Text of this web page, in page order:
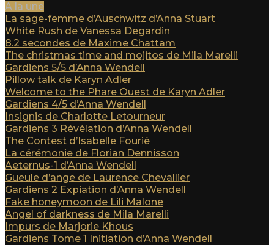
A la une
La sage-femme d’Auschwitz d’Anna Stuart
White Rush de Vanessa Degardin
8.2 secondes de Maxime Chattam
The christmas time and mojitos de Mila Marelli
Gardiens 5/5 d’Anna Wendell
Pillow talk de Karyn Adler
Welcome to the Phare Ouest de Karyn Adler
Gardiens 4/5 d’Anna Wendell
Insignis de Charlotte Letourneur
Gardiens 3 Révélation d’Anna Wendell
The Contest d’Isabelle Fourié
La cérémonie de Florian Dennisson
Aeternus-1 d’Anna Wendell
Gueule d’ange de Laurence Chevallier
Gardiens 2 Expiation d’Anna Wendell
Fake honeymoon de Lili Malone
Angel of darkness de Mila Marelli
Impurs de Marjorie Khous
Gardiens Tome 1 Initiation d’Anna Wendell